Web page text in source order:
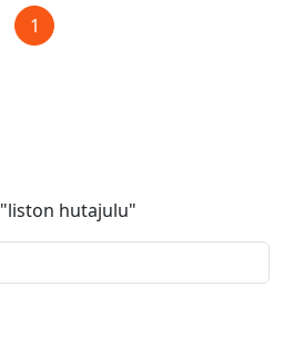
1
"liston hutajulu"